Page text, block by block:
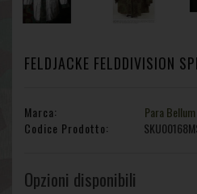
FELDJACKE FELDDIVISION
Marca:
Para
Codice Prodotto:
Opzioni disponibili